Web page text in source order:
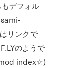
デフォル
リンクで
のようで
index☆)